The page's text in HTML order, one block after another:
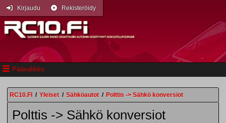
Päävalikko
Kirjaudu Rekisteröidy
RC10.FI / Yleiset / Sähköautot / Polttis -> Sähkö konversiot
Polttis -> Sähkö konversiot